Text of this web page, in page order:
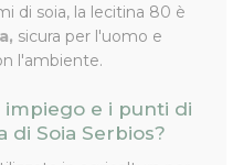
di soia, la lecitina 80 è
sicura per l'uomo e
l'ambiente.
impiego e i punti di
di Soia Serbios?